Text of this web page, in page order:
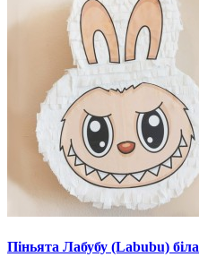
Піньята Лабубу (Labubu) біла